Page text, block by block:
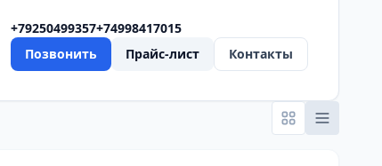
+79250499357+74998417015
Позвонить
Прайс-лист Контакты